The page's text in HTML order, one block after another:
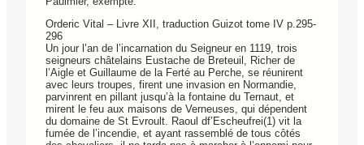
Orderic Vital – Livre XII, traduction Guizot tome IV p.295-
296
Un jour l’an de l’incarnation du Seigneur en 1119, trois
seigneurs châtelains Eustache de Breteuil, Richer de
l’Aigle et Guillaume de la Ferté au Perche, se réunirent
avec leurs troupes, firent une invasion en Normandie,
parvinrent en pillant jusqu’à la fontaine du Ternaut, et
mirent le feu aux maisons de Verneuses, qui dépendent
du domaine de St Evroult. Raoul df’Escheufrei(1) vit la
fumée de l’incendie, et ayant rassemblé de tous côtés